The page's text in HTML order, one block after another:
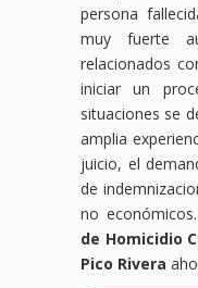
persona
muy fuerte
relacionados
iniciar un
situaciones se
amplia
juicio, el
de
no
de Homicidio
Pico Rivera